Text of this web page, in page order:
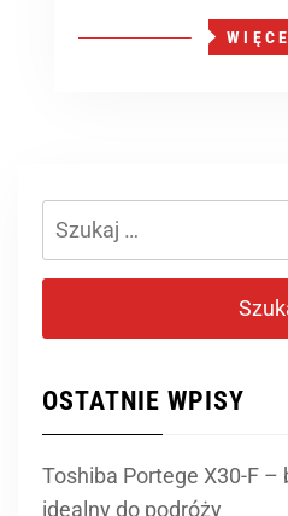
Szukaj:
OSTATNIE WPISY
Toshiba Portege X30-F
idealny do podróży